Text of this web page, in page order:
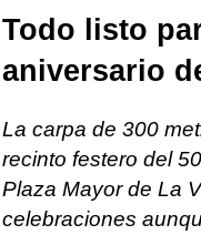
Todo listo
aniversario
La carpa de 300
recinto festero del
Plaza Mayor de La
celebraciones